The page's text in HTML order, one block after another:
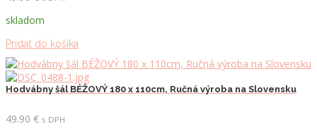
skladom
Pridať do košíka
Hodvábny šál BÉŽOVÝ 180 x 110cm, Ručná výroba na Slovensku
49.90 € s DPH